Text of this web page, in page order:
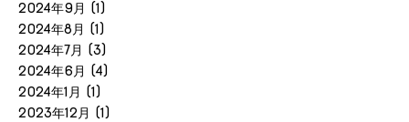
2024年9月 (1)
2024年8月 (1)
2024年7月 (3)
2024年6月 (4)
2024年1月 (1)
2023年12月 (1)